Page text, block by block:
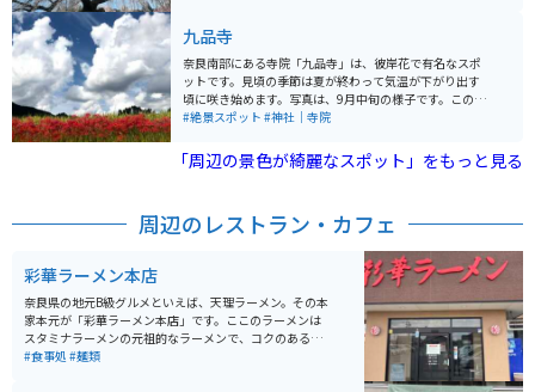
間も発生することがあります。春の心地よさを感じなが
らツーリングをしたい方にはオススメです。
九品寺
奈良南部にある寺院「九品寺」は、彼岸花で有名なスポ
ットです。見頃の季節は夏が終わって気温が下がり出す
頃に咲き始めます。写真は、9月中旬の様子です。このス
ポットに行くまでの道は走りやすく建物も少ないので、
#絶景スポット #神社｜寺院
「周辺の景色が綺麗なスポット」をもっと見る
周辺のレストラン・カフェ
彩華ラーメン本店
奈良県の地元B級グルメといえば、天理ラーメン。その本
家本元が「彩華ラーメン本店」です。ここのラーメンは
スタミナラーメンの元祖的なラーメンで、コクのある醤
油風味のスープに大量の白菜、ニラ、豚肉などが載って
#食事処 #麺類